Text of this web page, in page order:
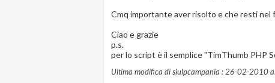
Cmq importante aver risolto e che resti nel
Ciao e grazie
p.s.
per lo script è il semplice "TimThumb PHP
Ultima modifica di siulpcampania : 26-02-2010